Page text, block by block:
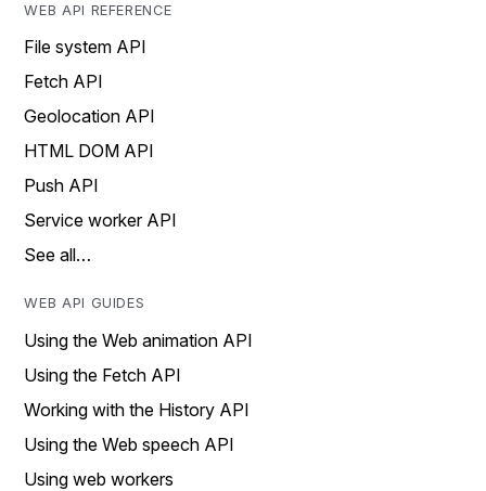
WEB API REFERENCE
File system API
Fetch API
Geolocation API
HTML DOM API
Push API
Service worker API
See all…
WEB API GUIDES
Using the Web animation API
Using the Fetch API
Working with the History API
Using the Web speech API
Using web workers